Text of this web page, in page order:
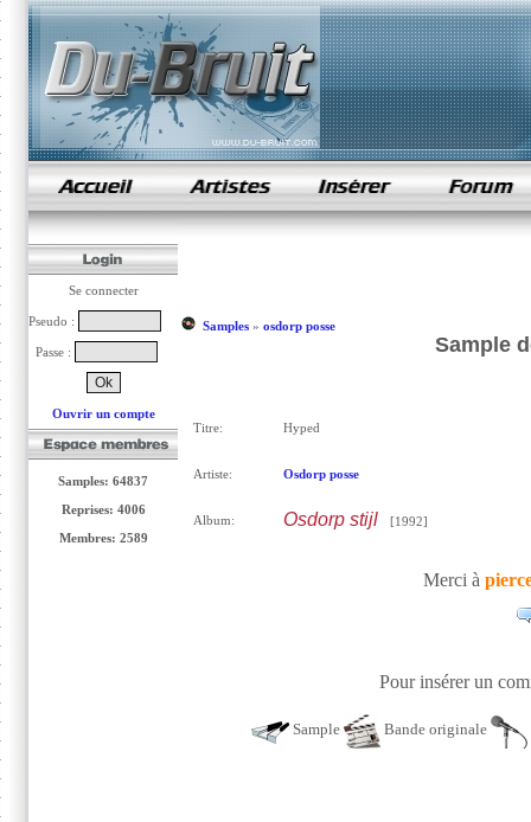
samples de rap
Se connecter
Pseudo :
Passe :
Ouvrir un compte
Samples: 64837
Reprises: 4006
Membres: 2589
Samples» osdorp posse
Sample
Titre: Hyped
Artiste: Osdorp posse
Album: Osdorp stijl [1992]
Merci à
Pour insérer un
Sample Bande originale